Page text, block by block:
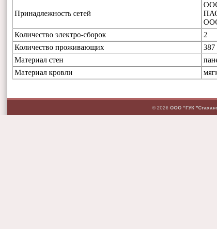
Принадлежность сетей
Количество электро-сборок
2
Количество проживающих
387
Материал стен
Материал кровли
© 2026 ООО "ГУК